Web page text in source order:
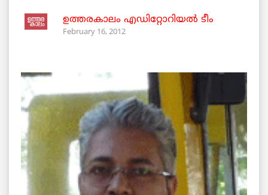
ഉത്തരകാലം എഡിറ്റോറിയല്‍ ടീം
February 16, 2012